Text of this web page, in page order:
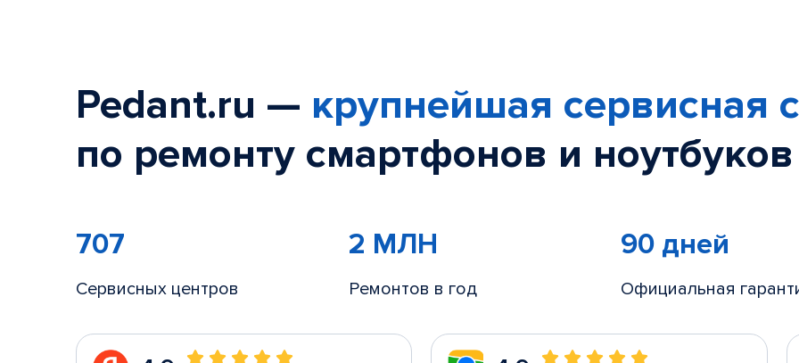
Pedant.ru — крупнейшая сервисная
по ремонту смартфонов и
707
Сервисных центров
2 МЛН
Ремонтов в год
90 дней
Официальная